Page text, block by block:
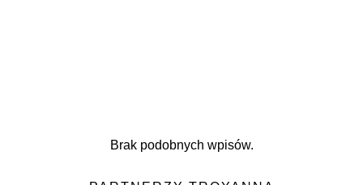
Brak podobnych wpisów.